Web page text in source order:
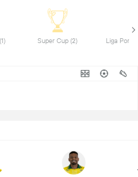
Catarinense (1)